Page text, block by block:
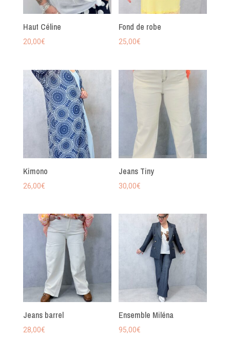
Haut Céline
20,00€
Fond de robe
25,00€
Kimono
26,00€
Jeans Tiny
30,00€
Jeans barrel
28,00€
Ensemble Miléna
95,00€